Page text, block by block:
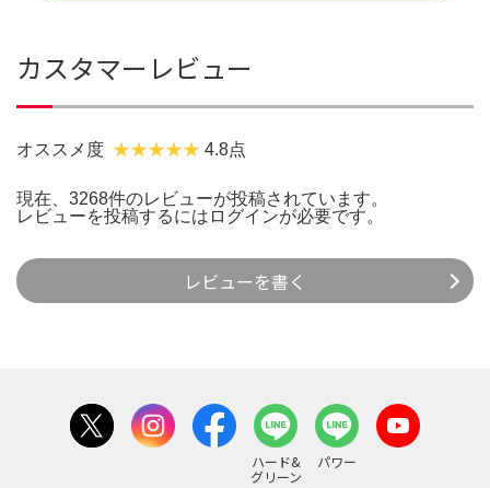
カスタマーレビュー
オススメ度 4.8点
現在、3268件のレビューが投稿されています。
レビューを投稿するには ログインが必要です。
レビューを書く
ハード&
グリーン
パワー